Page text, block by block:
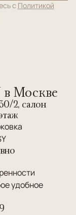
с Политикой
Москве
2, салон
удобное